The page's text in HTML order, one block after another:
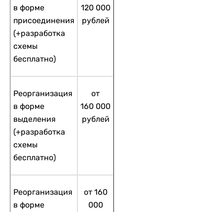
в форме
присоединения
(+разработка
схемы
бесплатно)
120 000
рублей
Реорганизация
в форме
выделения
(+разработка
схемы
бесплатно)
от
160 000
рублей
Реорганизация
в форме
от 160
000